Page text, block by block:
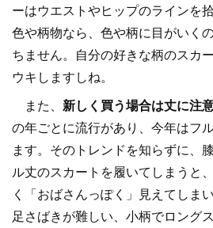
ーはウエストやヒップのラインを
色や柄物なら、色や柄に目がいく
ちません。自分の好きな柄のスカ
ウキしますしね。
また、 新しく買う場合は丈に注
の年ごとに流行があり、今年はフ
ます。そのトレンドを知らずに、
ル丈のスカートを履いてしまうと
く「おばさんっぽく」見えてしま
足さばきが難しい、小柄でロング